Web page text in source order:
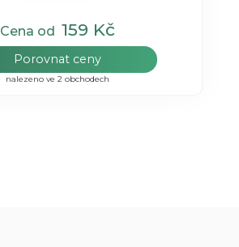
Cena od 159 Kč
Porovnat ceny
nalezeno ve 2 obchodech